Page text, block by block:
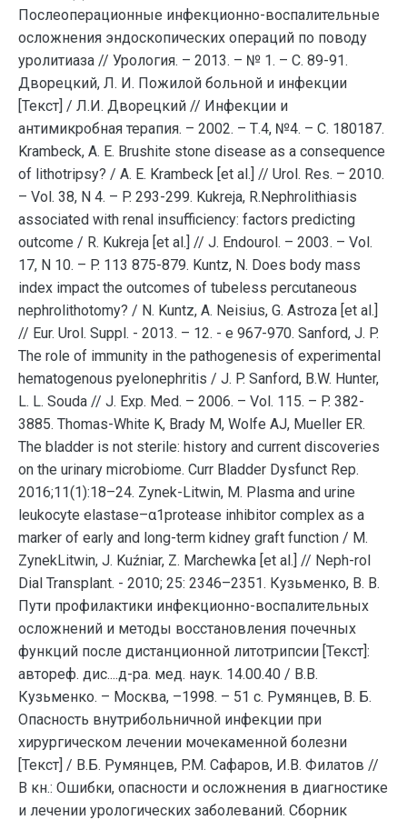
Послеоперационные инфекционно-воспалительные
осложнения эндоскопических операций по поводу
уролитиаза // Урология. – 2013. – № 1. – С. 89-91.
Дворецкий, Л. И. Пожилой больной и инфекции
[Текст] / Л.И. Дворецкий // Инфекции и
антимикробная терапия. – 2002. – Т.4, №4. – С. 180187.
Krambeck, A. E. Brushite stone disease as a consequence
of lithotripsy? / A. E. Krambeck [et al.] // Urol. Res. – 2010.
– Vol. 38, N 4. – P. 293-299. Kukreja, R.Nephrolithiasis
associated with renal insufficiency: factors predicting
outcome / R. Kukreja [et al.] // J. Endourol. – 2003. – Vol.
17, N 10. – P. 113 875-879. Kuntz, N. Does body mass
index impact the outcomes of tubeless percutaneous
nephrolithotomy? / N. Kuntz, A. Neisius, G. Astroza [et al.]
// Eur. Urol. Suppl. - 2013. – 12. - e 967-970. Sanford, J. P.
The role of immunity in the pathogenesis of experimental
hematogenous pyelonephritis / J. P. Sanford, B.W. Hunter,
L. L. Souda // J. Exp. Med. – 2006. – Vol. 115. – P. 382-
3885. Thomas-White K, Brady M, Wolfe AJ, Mueller ER.
The bladder is not sterile: history and current discoveries
on the urinary microbiome. Curr Bladder Dysfunct Rep.
2016;11(1):18–24. Zynek-Litwin, M. Plasma and urine
leukocyte elastase–α1protease inhibitor complex as a
marker of early and long-term kidney graft function / M.
ZynekLitwin, J. Kuźniar, Z. Marchewka [et al.] // Neph-rol
Dial Transplant. - 2010; 25: 2346–2351. Кузьменко, В. В.
Пути профилактики инфекционно-воспалительных
осложнений и методы восстановления почечных
функций после дистанционной литотрипсии [Текст]:
автореф. дис....д-ра. мед. наук. 14.00.40 / В.В.
Кузьменко. – Москва, –1998. – 51 с. Румянцев, В. Б.
Опасность внутрибольничной инфекции при
хирургическом лечении мочекаменной болезни
[Текст] / В.Б. Румянцев, P.M. Сафаров, И.В. Филатов //
В кн.: Ошибки, опасности и осложнения в диагностике
и лечении урологических заболеваний. Сборник